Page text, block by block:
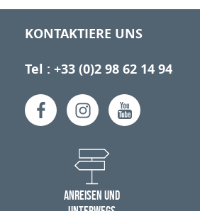
KONTAKTIERE UNS
Tel : +33 (0)2 98 62 14 94
ANREISEN UND